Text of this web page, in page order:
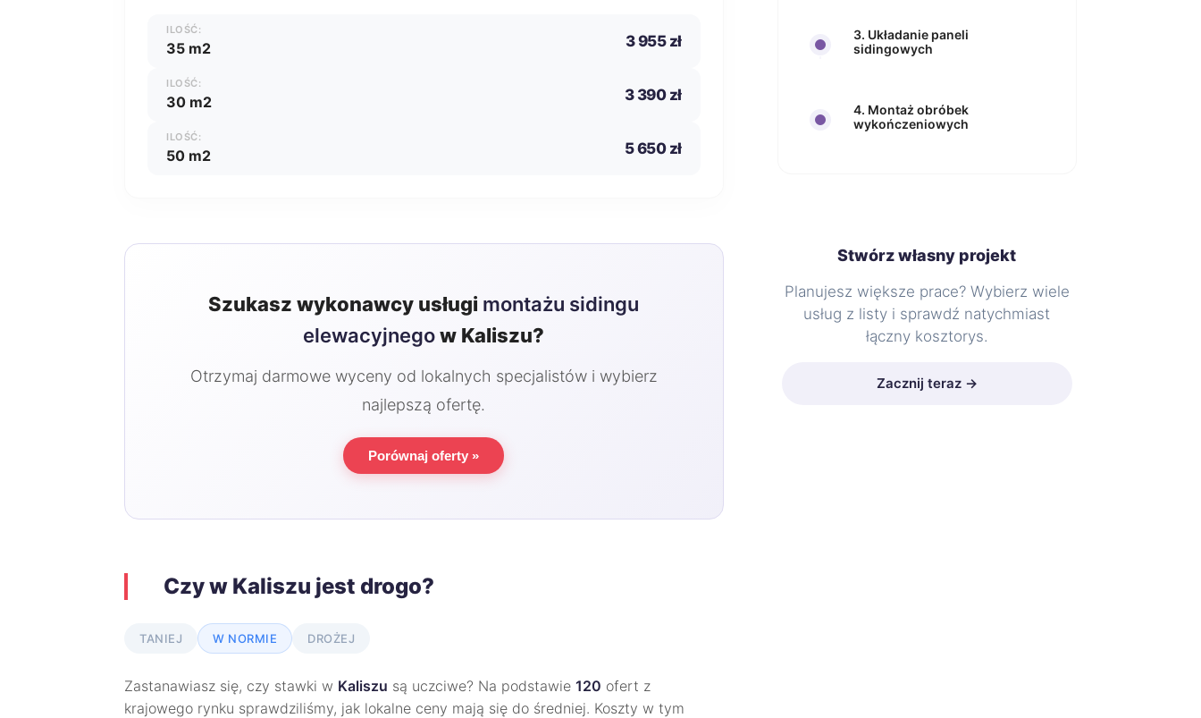
ILOŚĆ:
35 m2 3 955 zł
ILOŚĆ:
30 m2 3 390 zł
ILOŚĆ:
50 m2 5 650 zł
Szukasz wykonawcy usługi montażu sidingu
elewacyjnegow Kaliszu?
Otrzymaj darmowe wyceny od lokalnych specjalistów i wybierz
najlepszą ofertę.
Porównaj oferty »
Czy w Kaliszu jest drogo?
TANIEJ W NORMIE DROŻEJ
Zastanawiasz się, czy stawki w Kaliszu są uczciwe? Na podstawie 120 ofert z
krajowego rynku sprawdziliśmy, jak lokalne ceny mają się do średniej. Koszty w tym
3. Układanie paneli
sidingowych
4. Montaż obróbek
wykończeniowych
Stwórz własny projekt
Planujesz większe prace? Wybierz wiele
usług z listy i sprawdź natychmiast
łączny kosztorys.
Zacznij teraz →